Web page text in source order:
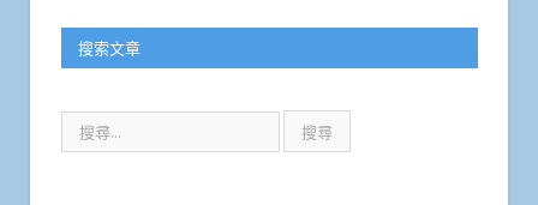
搜索文章